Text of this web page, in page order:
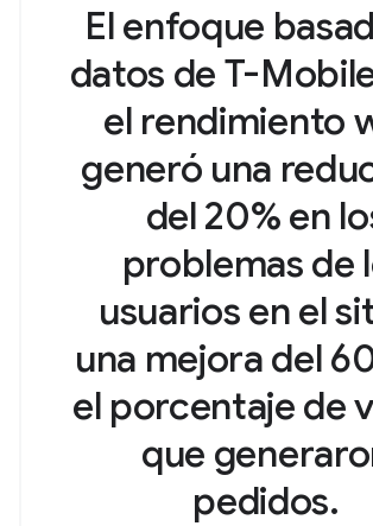
El enfoque
datos de T-
el rendimiento
generó una
del 20% en
problemas de
usuarios en el
una mejora del
el porcentaje de
que
pedidos.